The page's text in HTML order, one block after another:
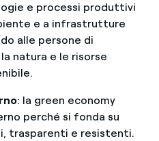
e processi produttivi
e a infrastrutture
alle persone di
natura e le risorse
: la green economy
perché si fonda su
trasparenti e resistenti.